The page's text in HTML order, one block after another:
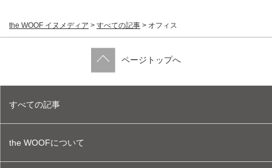
the WOOF イヌメディア > すべての記事 > オフィス
ページトップへ
すべての記事
the WOOFについて